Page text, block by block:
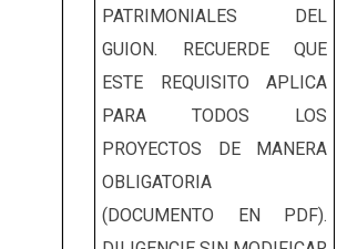
PATRIMONIALES DEL
GUION. RECUERDE QUE
ESTE REQUISITO APLICA
PARA TODOS LOS
PROYECTOS DE MANERA
OBLIGATORIA
(DOCUMENTO EN PDF).